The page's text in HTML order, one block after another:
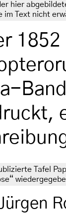
hier
im Text nicht
1852
Tafel